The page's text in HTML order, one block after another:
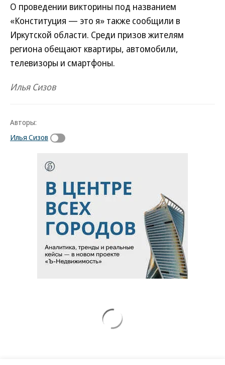
О проведении викторины под названием
«Конституция — это я» также сообщили в
Иркутской области. Среди призов жителям
региона обещают квартиры, автомобили,
телевизоры и смартфоны.
Илья Сизов
Авторы:
Илья Сизов